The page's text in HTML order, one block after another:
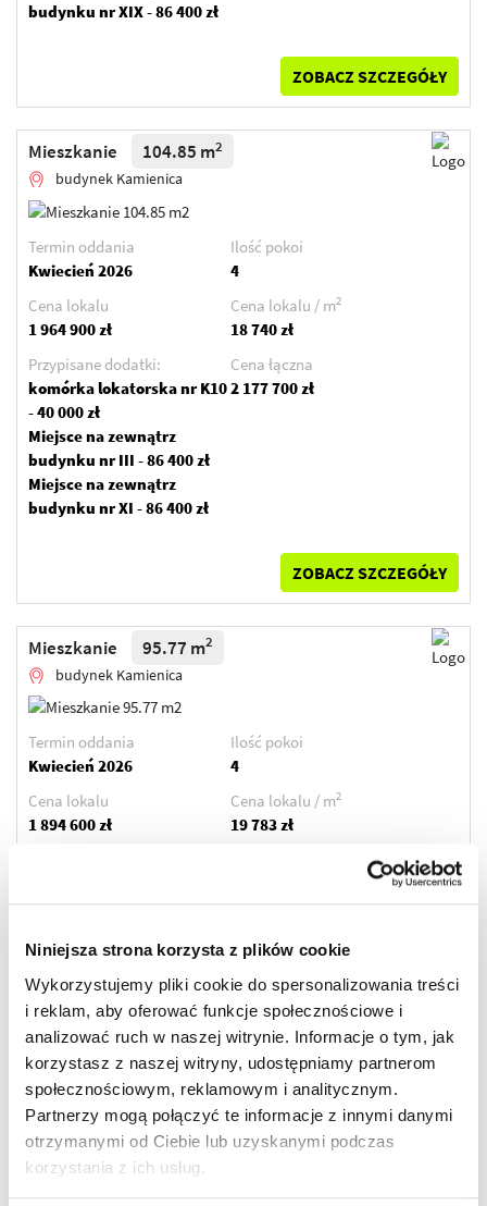
Niniejsza strona korzysta z plików cookie
Wykorzystujemy pliki cookie do spersonalizowania treści
i reklam, aby oferować funkcje społecznościowe i
analizować ruch w naszej witrynie. Informacje o tym, jak
korzystasz z naszej witryny, udostępniamy partnerom
społecznościowym, reklamowym i analitycznym.
Partnerzy mogą połączyć te informacje z innymi danymi
otrzymanymi od Ciebie lub uzyskanymi podczas
korzystania z ich usług.
budynku nr XIX - 86 400 zł
ZOBACZ SZCZEGÓŁY
Mieszkanie 104.85 m2
budynek Kamienica
Termin oddania
Kwiecień 2026
Ilość pokoi
4
Cena lokalu
1 964 900 zł
Cena lokalu / m2
18 740 zł
Przypisane dodatki:
komórka lokatorska nr K10
- 40 000 zł
Miejsce na zewnątrz
budynku nr III - 86 400 zł
Miejsce na zewnątrz
budynku nr XI - 86 400 zł
Cena łączna
2 177 700 zł
ZOBACZ SZCZEGÓŁY
Mieszkanie 95.77 m2
budynek Kamienica
Termin oddania
Kwiecień 2026
Ilość pokoi
4
Cena lokalu
1 894 600 zł
Cena lokalu / m2
19 783 zł
- 29 500 zł
budynku nr XVI - 86 400 zł
ZOBACZ SZCZEGÓŁY
Mieszkanie 66.51 m2
budynek Kamienica